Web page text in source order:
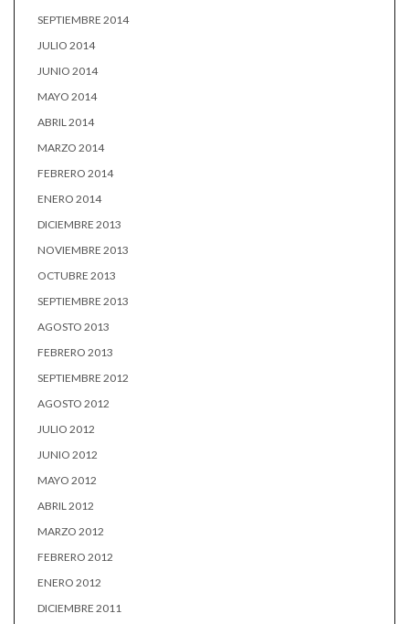
SEPTIEMBRE 2014
JULIO 2014
JUNIO 2014
MAYO 2014
ABRIL 2014
MARZO 2014
FEBRERO 2014
ENERO 2014
DICIEMBRE 2013
NOVIEMBRE 2013
OCTUBRE 2013
SEPTIEMBRE 2013
AGOSTO 2013
FEBRERO 2013
SEPTIEMBRE 2012
AGOSTO 2012
JULIO 2012
JUNIO 2012
MAYO 2012
ABRIL 2012
MARZO 2012
FEBRERO 2012
ENERO 2012
DICIEMBRE 2011